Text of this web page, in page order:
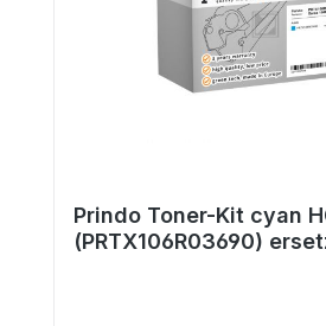
Prindo Toner-Kit cyan
(PRTX106R03690)